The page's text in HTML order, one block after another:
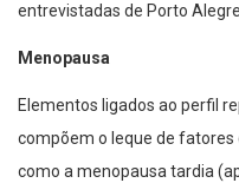
entrevistadas de Porto
Menopausa
Elementos ligados ao perfil
compõem o leque de fatores
como a menopausa tardia